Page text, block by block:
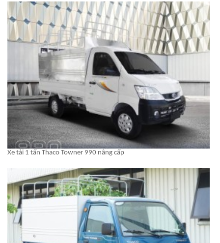
Xe tải 1 tấn Thaco Towner 990 nâng cấp